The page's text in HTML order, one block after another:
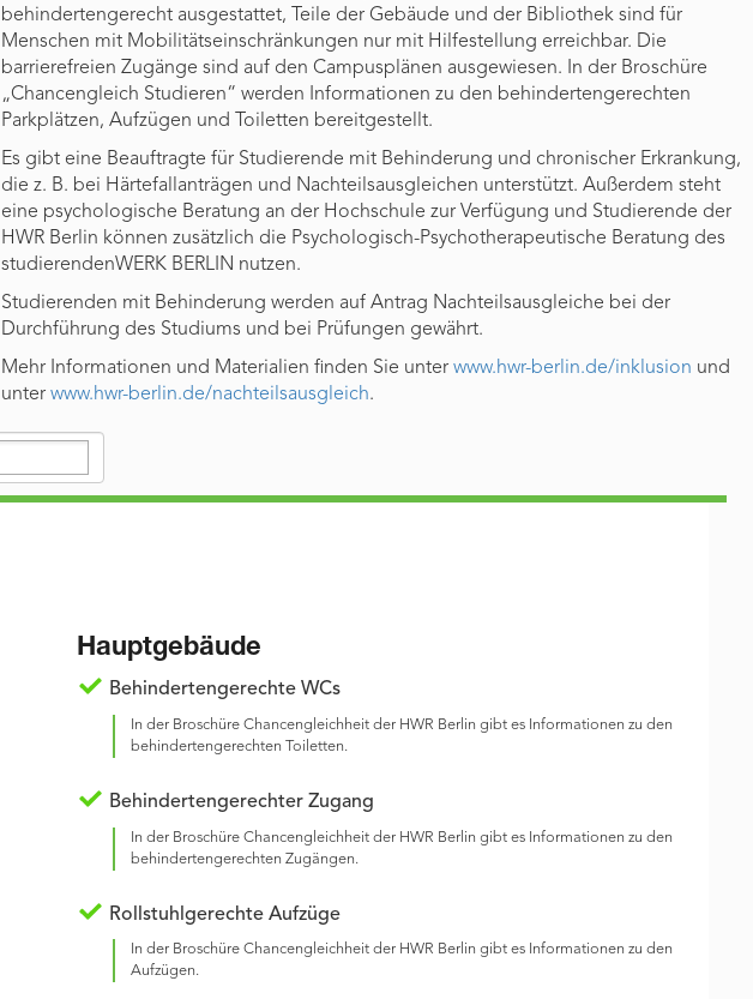
behindertengerecht ausgestattet, Teile der Gebäude und der Bibliothek sind für
Menschen mit Mobilitätseinschränkungen nur mit Hilfestellung erreichbar. Die
barrierefreien Zugänge sind auf den Campusplänen ausgewiesen. In der Broschüre
„Chancengleich Studieren“ werden Informationen zu den behindertengerechten
Parkplätzen, Aufzügen und Toiletten bereitgestellt.
Es gibt eine Beauftragte für Studierende mit Behinderung und chronischer Erkrankung,
die z. B. bei Härtefallanträgen und Nachteilsausgleichen unterstützt. Außerdem steht
eine psychologische Beratung an der Hochschule zur Verfügung und Studierende der
HWR Berlin können zusätzlich die Psychologisch-Psychotherapeutische Beratung des
studierendenWERK BERLIN nutzen.
Studierenden mit Behinderung werden auf Antrag Nachteilsausgleiche bei der
Durchführung des Studiums und bei Prüfungen gewährt.
Mehr Informationen und Materialien finden Sie unter www.hwr-berlin.de/inklusion und
unter www.hwr-berlin.de/nachteilsausgleich.
Hauptgebäude
Behindertengerechte WCs
In der Broschüre Chancengleichheit der HWR Berlin gibt es Informationen zu den
behindertengerechten Toiletten.
Behindertengerechter Zugang
In der Broschüre Chancengleichheit der HWR Berlin gibt es Informationen zu den
behindertengerechten Zugängen.
Rollstuhlgerechte Aufzüge
In der Broschüre Chancengleichheit der HWR Berlin gibt es Informationen zu den
Aufzügen.